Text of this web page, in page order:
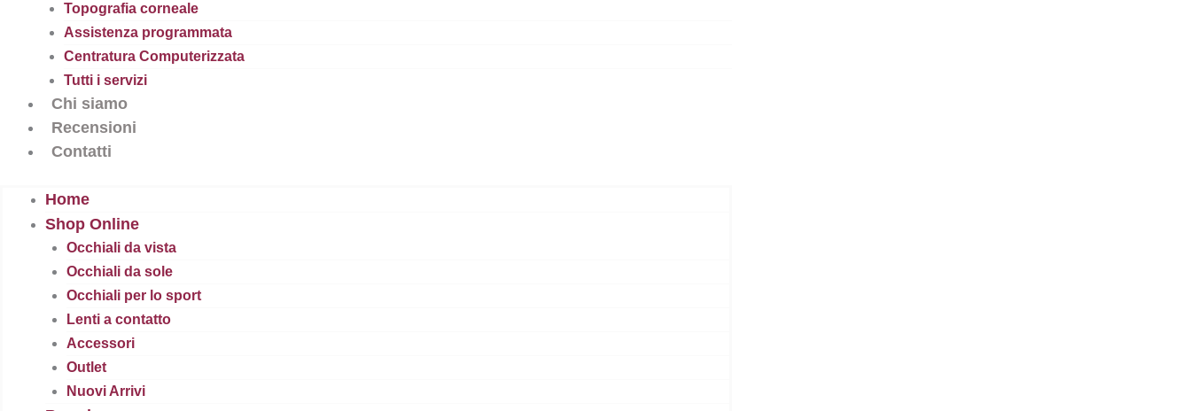
Topografia corneale
Assistenza programmata
Centratura Computerizzata
Tutti i servizi
Chi siamo
Recensioni
Contatti
Home
Shop Online
Occhiali da vista
Occhiali da sole
Occhiali per lo sport
Lenti a contatto
Accessori
Outlet
Nuovi Arrivi